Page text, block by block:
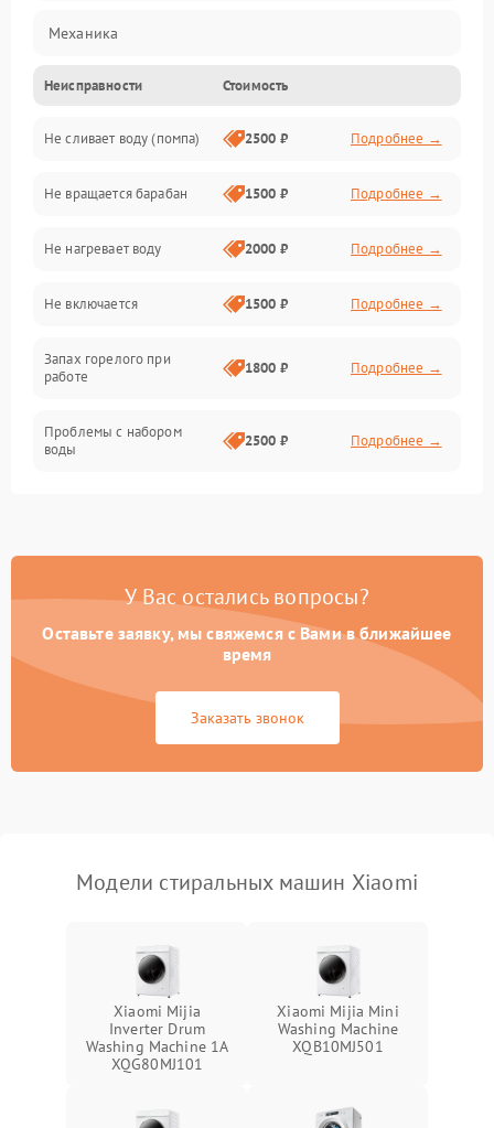
Механика
Электропитание
Водоснабжение
Слив
Программное обеспечение
Неисправности Стоимость
Не сливает воду (помпа) 2500 ₽ Подробнее →
Не вращается барабан 1500 ₽ Подробнее →
Не нагревает воду 2000 ₽ Подробнее →
Не включается 1500 ₽ Подробнее →
Запах горелого при
работе
1800 ₽ Подробнее →
Проблемы с набором
воды
2500 ₽ Подробнее →
Замена платы управления 2200 ₽ Подробнее →
У Вас остались вопросы?
Оставьте заявку, мы свяжемся с Вами в ближайшее
время
Заказать звонок
Модели стиральных машин Xiaomi
Xiaomi Mijia
Inverter Drum
Washing Machine 1A
XQG80MJ101
Xiaomi Mijia Mini
Washing Machine
XQB10MJ501